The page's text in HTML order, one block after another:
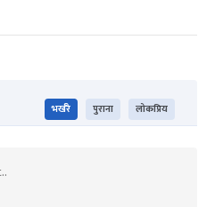
भर्खरै पुराना लोकप्रिय